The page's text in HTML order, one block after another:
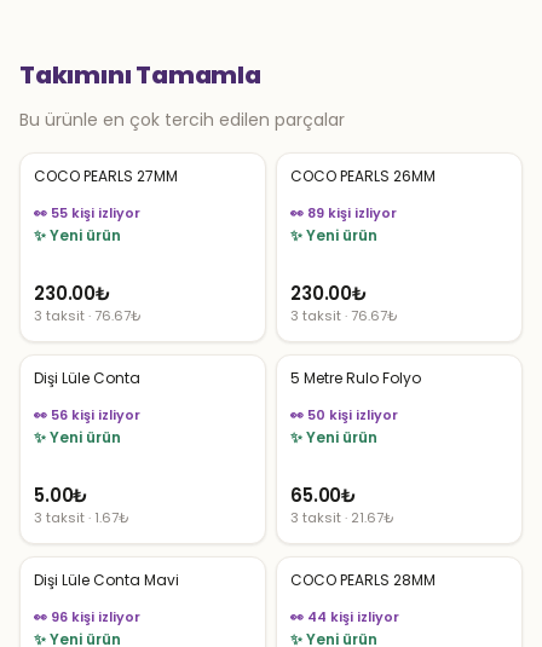
Takımını Tamamla
Bu ürünle en çok tercih edilen parçalar
COCO PEARLS 27MM
👀 55 kişi izliyor
✨ Yeni ürün
230.00₺
3 taksit · 76.67₺
COCO PEARLS 26MM
👀 89 kişi izliyor
✨ Yeni ürün
230.00₺
3 taksit · 76.67₺
Dişi Lüle Conta
👀 56 kişi izliyor
✨ Yeni ürün
5.00₺
3 taksit · 1.67₺
5 Metre Rulo Folyo
👀 50 kişi izliyor
✨ Yeni ürün
65.00₺
3 taksit · 21.67₺
Dişi Lüle Conta Mavi
👀 96 kişi izliyor
✨ Yeni ürün
COCO PEARLS 28MM
👀 44 kişi izliyor
✨ Yeni ürün